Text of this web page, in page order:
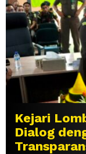
Kejari
Dialog